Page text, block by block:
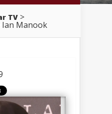
TV >
Ian Manook